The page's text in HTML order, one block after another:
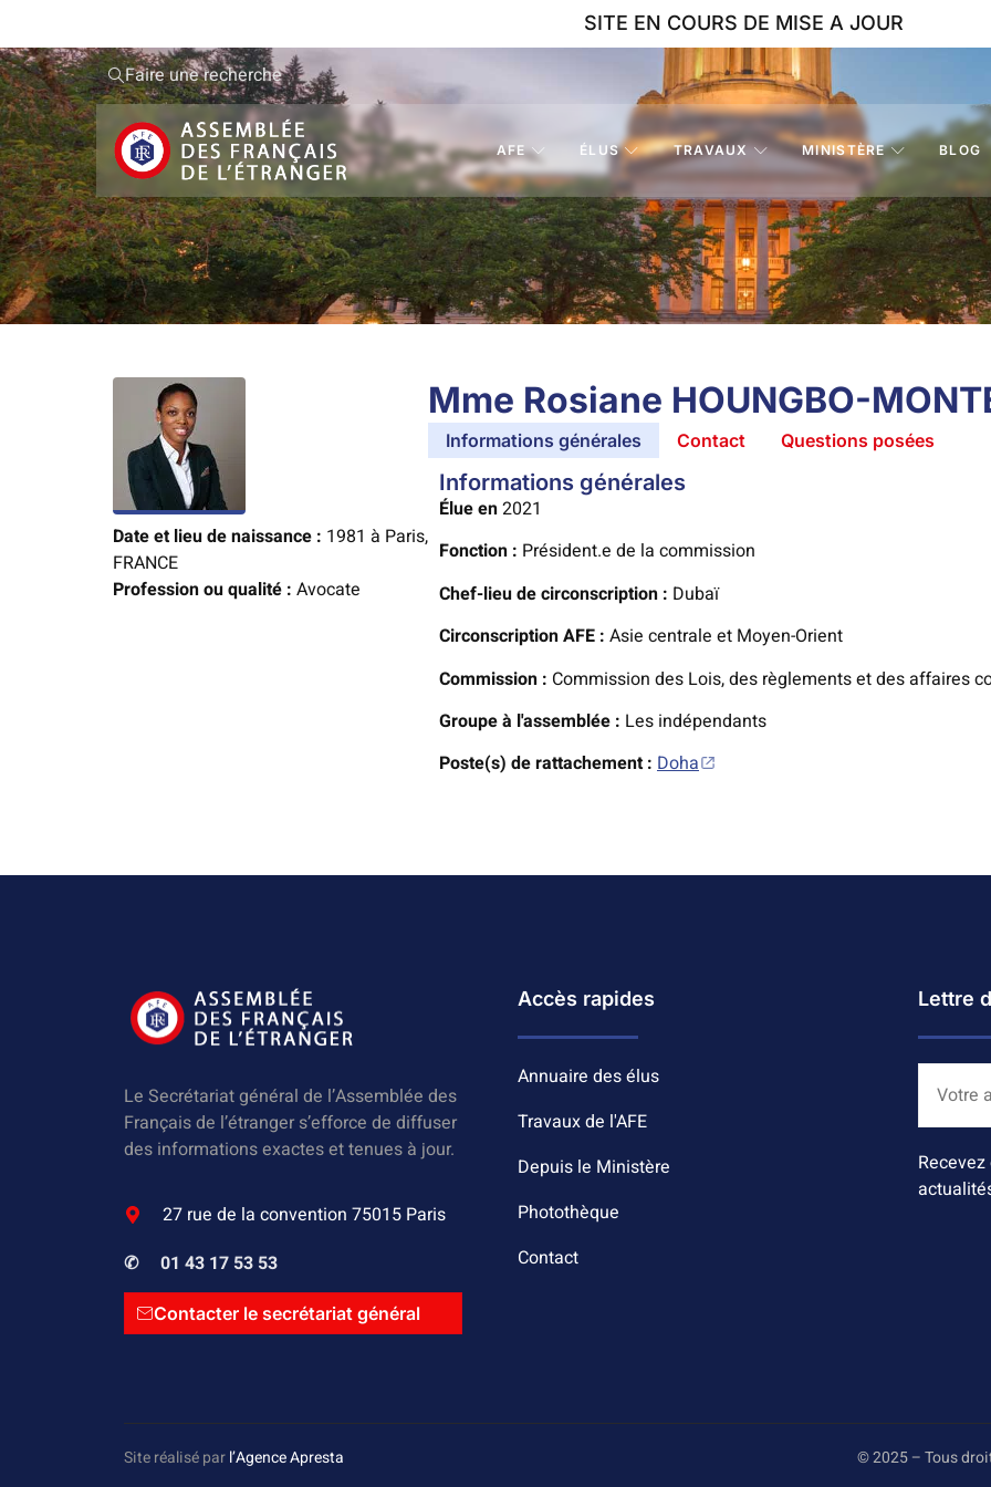
SITE EN COURS DE MISE A JOUR
Faire une recherche
AFE ÉLUS TRAVAUX MINISTÈRE BLOG
Date et lieu de naissance : 1981 à Paris,
FRANCE
Profession ou qualité : Avocate
Mme Rosiane HOUNGBO-
Informations générales Contact Questions posées
Informations générales
Élue en2021
Fonction : Président.e de la commission
Chef-lieu de circonscription : Dubaï
Circonscription AFE : Asie centrale et Moyen-Orient
Commission : Commission des Lois, des règlements et des affaires
Groupe à l'assemblée : Les indépendants
Poste(s) de rattachement : Doha
Le Secrétariat général de l’Assemblée des
Français de l’étranger s’efforce de diffuser
des informations exactes et tenues à jour.
27 rue de la convention 75015 Paris
✆01 43 17 53 53
Contacter le secrétariat général
Accès rapides
Annuaire des élus
Travaux de l'AFE
Depuis le Ministère
Photothèque
Contact
Lettre
Site réalisé parl’Agence Apresta © 2025 – Tous